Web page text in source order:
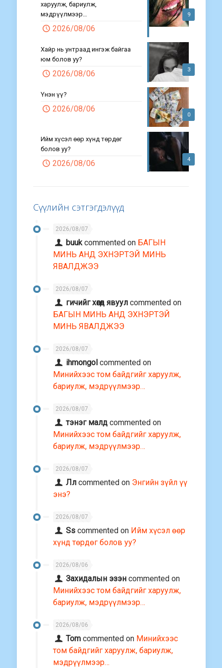
9
харуулж, бариулж,
мэдрүүлмээр…
2026/08/06
3
Хайр нь унтраад ингэж байгаа
юм болов уу?
2026/08/06
0
Үнэн үү?
2026/08/06
4
Ийм хүсэл өөр хүнд төрдөг
болов уу?
2026/08/06
Сүүлийн сэтгэгдэлүүд
2026/08/07
buukcommented on БАГЫН
МИНЬ АНД ЭХНЭРТЭЙ МИНЬ
ЯВАЛДЖЭЭ
2026/08/07
гичийг хөөгөөд явуул commented on
БАГЫН МИНЬ АНД ЭХНЭРТЭЙ
МИНЬ ЯВАЛДЖЭЭ
2026/08/07
ihmongol commented on
Минийхээс том байдгийг харуулж,
бариулж, мэдрүүлмээр…
2026/08/07
тэнэг малд commented on
Минийхээс том байдгийг харуулж,
бариулж, мэдрүүлмээр…
2026/08/07
Лл commented on Энгийн зүйл үү
энэ?
2026/08/07
Ss commented on Ийм хүсэл өөр
хүнд төрдөг болов уу?
2026/08/06
Захидалын эзэн commented on
Минийхээс том байдгийг харуулж,
бариулж, мэдрүүлмээр…
2026/08/06
Tom commented on Минийхээс
том байдгийг харуулж, бариулж,
мэдрүүлмээр…